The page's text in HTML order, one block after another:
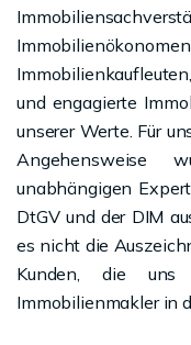
und engagierte
unserer Werte. Für
Angehensweise
unabhängigen
DtGV und der DIM
es nicht die
Kunden, die uns
Immobilienmakler in